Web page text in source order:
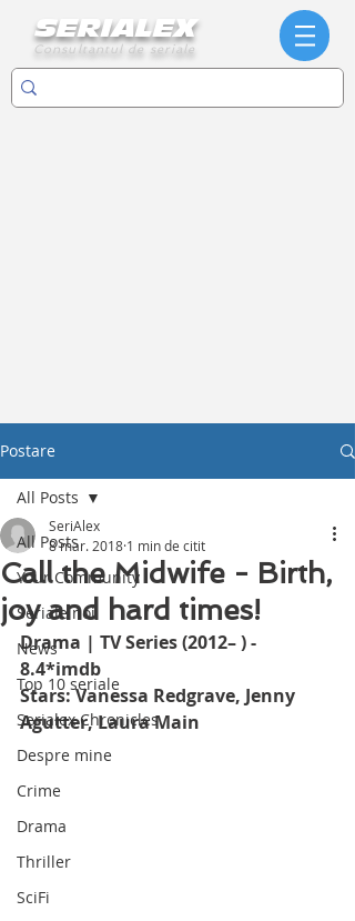
SERIALEX
Consultantul de seriale
Postare
All Posts
Your Community
Seriale noi
News
Top 10 seriale
Serialex Chronicles
Despre mine
Crime
Drama
Thriller
SciFi
All Posts
Call the Midwife - Birth,
joy and hard times!
SeriAlex
8 mar. 2018 1 min de citit
Drama | TV Series (2012– ) -
8.4*imdb
Stars: Vanessa Redgrave, Jenny
Agutter, Laura Main